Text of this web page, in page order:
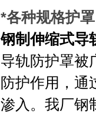
*各种规格护
钢制伸缩式导
导轨防护罩被
防护作用，通
渗入。我厂钢